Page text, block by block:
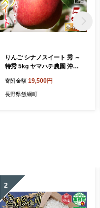
りんご シナノスイート 秀 ～
特秀 5kg ヤマハチ農園 沖縄
上旬頃から2026年11月上旬
頃まで順次発送予定 令和8年
寄附金額 19,500円
長野県飯綱町
2